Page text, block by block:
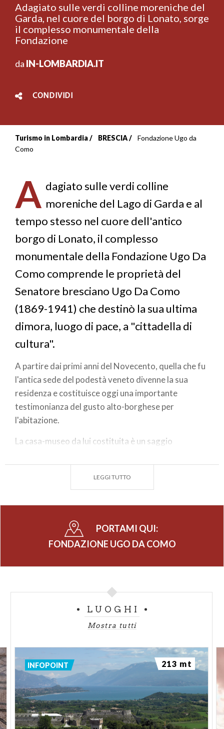
Adagiato sulle verdi colline moreniche del
Garda, nel cuore del borgo di Lonato, sorge
il complesso monumentale della
Fondazione
da IN-LOMBARDIA.IT
CONDIVIDI
Briciole
pane
Turismo in Lombardia BRESCIA
Fondazione Ugo da
Como
A dagiato sulle verdi colline
moreniche del Lago di Garda e al
tempo stesso nel cuore dell'antico
borgo di Lonato, il complesso
monumentale della Fondazione Ugo Da
Como comprende le proprietà del
Senatore bresciano Ugo Da Como
(1869-1941) che destinò la sua ultima
dimora, luogo di pace, a "cittadella di
cultura".
A partire dai primi anni del Novecento, quella che fu
l'antica sede del podestà veneto divenne la sua
residenza e costituisce oggi una importante
testimonianza del gusto alto-borghese per
l'abitazione.
La casa-museo da lui costituita è un saggio
La suggestiva visita guidata permette di
attraversare i venti ambienti completamente
Gli esemplari di maggior pregio e rarità spaziano tra
il XII e il XIX secolo; il fondo comprende pure una
documenti svariati e, non per ultime, le 48 lettere
Marzia Martinengo
Proprio per ospitare l'amatissima collezione di libri,
Ugo Da Como fece costruire nel 1923, ancora in
forme rinascimentali, un nuovo e curioso edificio.
Lungo il percorso di visita si incontrano anche
importanti testimonianze della scuola pittorica
bresciana: tre strappi da affresco della bottega di
Girolamo Romanino, una tavoletta di Paolo da
Caylina il Giovane, una tela di Luca Mombello e
LEGGI TUTTO
PORTAMI QUI:
FONDAZIONE UGO DA COMO
LUOGHI
Mostra tutti
INFOPOINT 213 mt